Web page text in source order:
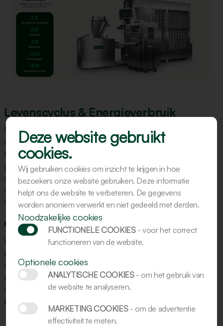
Levenscyclus & Energieverbruik
Een Kalmeijer-machine gaat lang mee en is na een lang
leven bij de bakker vaak nog geschikt voor revisie. Door
hergebruik voorkomen we 24,9% CO₂-impact. Het
grootste deel van de milieu-impact (70,9%) komt uit
operationeel energieverbruik in de bakkerij. Kalmeijer
ontwikkelt daarom zuinigere machines met efficiëntere
motoren en verlichting.
Closed Loop & Revisie
We hergebruiken onderdelen van ingeruilde machines
en werken aan een circulair servicepakket voor
verbruiksmaterialen zoals doeken en lampen. Sommige
machines zijn uitsluitend als revisiemodel beschikbaar,
op die manier besparen we kosten maar veel
belangrijker: ons milieu.
Deze website gebruikt
cookies.
Wij gebruiken cookies om inzicht te krijgen in hoe
bezoekers onze website gebruiken. Deze informatie
helpt ons de website te verbeteren. De gegevens
worden anoniem verwerkt en niet gedeeld met derden.
Noodzakelijke cookies
FUNCTIONELE COOKIES - voor het correct
functioneren van de website.
Optionele cookies
ANALYTISCHE COOKIES - om het gebruik van
de website te analyseren.
MARKETING COOKIES - om de advertentie
effectiviteit te meten.